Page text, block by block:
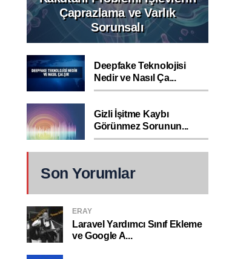
Çaprazlama ve Varlık
Sorunsalı
Deepfake Teknolojisi
Nedir ve Nasıl Ça...
Gizli İşitme Kaybı
Görünmez Sorunun...
Son Yorumlar
ERAY
Laravel Yardımcı Sınıf Ekleme
ve Google A...